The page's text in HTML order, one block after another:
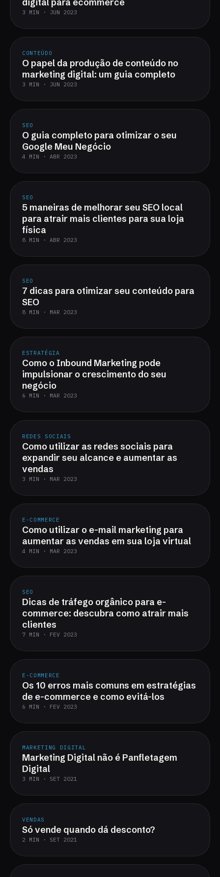
3 MIN · JUN 2023
CONTEÚDO
O papel da produção de conteúdo no
marketing digital: um guia completo
3 MIN · JUN 2023
SEO
O guia completo para otimizar o seu
Google Meu Negócio
4 MIN · ABR 2023
SEO
5 maneiras de melhorar seu SEO local
para atrair mais clientes para sua loja
física
8 MIN · ABR 2023
SEO
7 dicas para otimizar seu conteúdo para
SEO
8 MIN · MAR 2023
ESTRATÉGIA
Como o Inbound Marketing pode
impulsionar o crescimento do seu
negócio
6 MIN · MAR 2023
REDES SOCIAIS
Como utilizar as redes sociais para
expandir seu alcance e aumentar as
vendas
3 MIN · MAR 2023
E-COMMERCE
Como utilizar o e-mail marketing para
aumentar as vendas em sua loja virtual
4 MIN · MAR 2023
SEO
Dicas de tráfego orgânico para e-
commerce: descubra como atrair mais
clientes
7 MIN · FEV 2023
E-COMMERCE
Os 10 erros mais comuns em estratégias
de e-commerce e como evitá-los
6 MIN · FEV 2023
MARKETING DIGITAL
Marketing Digital não é Panfletagem
Digital
3 MIN · SET 2021
VENDAS
Só vende quando dá desconto?
2 MIN · SET 2021